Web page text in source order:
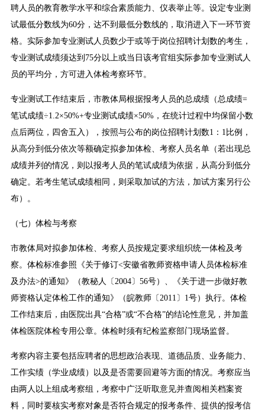
聘人员的教育教学水平和综合素质能力、仪表举止等。设定专业测
试最低分数线为60分，达不到最低分数线的，取消进入下一环节资
格。实际参加专业测试人员数少于或等于岗位招聘计划数的考生，
专业测试成绩须达到75分以上或当日该考官组实际参加专业测试人
员的平均分，方可进入体检考察环节。
专业测试工作结束后，市教体局根据报考人员的总成绩（总成绩=
笔试成绩÷1.2×50%+专业测试成绩×50%，在统计过程中均保留小数
点后两位，四舍五入），按照与公布的岗位招聘计划数1：1比例，
从高分到低分依次等额确定拟参加体检、考察人员名单（若出现总
成绩并列的情况，则以报考人员的笔试成绩为依据，从高分到低分
确定。若考生笔试成绩相同，则采取加试的方法，加试方案另行公
布）。
（七）体检与考察
市教体局对拟参加体检、考察人员按规定要求组织统一体检及考
察。体检标准参照《关于修订<安徽省教师资格申请人员体检标准
及办法>的通知》（教秘人〔2004〕56号）、《关于进一步做好教
师资格认定体检工作的通知》（皖教师〔2011〕1号）执行。体检
工作结束后，由医院出具“合格”或“不合格”的结论性意见，并加盖
体检医院体检专用公章。体检时须有纪检监察部门现场监督。
考察内容主要包括应聘者的思想政治表现、道德品质、业务能力、
工作实绩（学业成绩）以及是否需要回避等方面的情况。考察应当
由两人以上组成考察组，考察中广泛听取意见并查阅相关档案资
料，同时要核实考察对象是否符合规定的报考条件、提供的报考信